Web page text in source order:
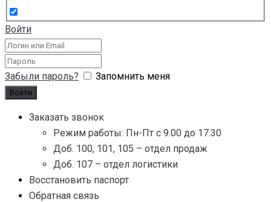
Войти
Забыли пароль? Запомнить меня
Заказать звонок
Режим работы: Пн-Пт с 9.00 до 17.30
Доб. 100, 101, 105 – отдел продаж
Доб. 107 – отдел логистики
Восстановить паспорт
Обратная связь